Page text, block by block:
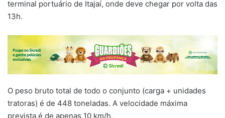
terminal portuário de Itajaí, onde deve chegar por volta das
13h.
O peso bruto total de todo o conjunto (carga + unidades
tratoras) é de 448 toneladas. A velocidade máxima
prevista é de apenas 10 km/h.